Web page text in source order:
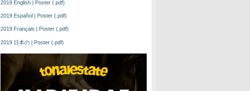
2019 English | Poster (.pdf)
2019 Español | Poster (.pdf)
2019 Français | Poster (.pdf)
2019 日本の | Poster (.pdf)